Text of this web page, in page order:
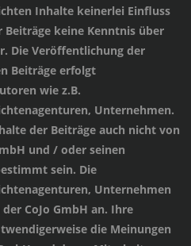
Inhalte keinerlei Einfluss
keine Kenntnis über
Die Veröffentlichung der
Beiträge erfolgt
wie z.B.
Unternehmen.
der Beiträge auch nicht von
und / oder seinen
sein. Die
Unternehmen
CoJo GmbH an. Ihre
die Meinungen